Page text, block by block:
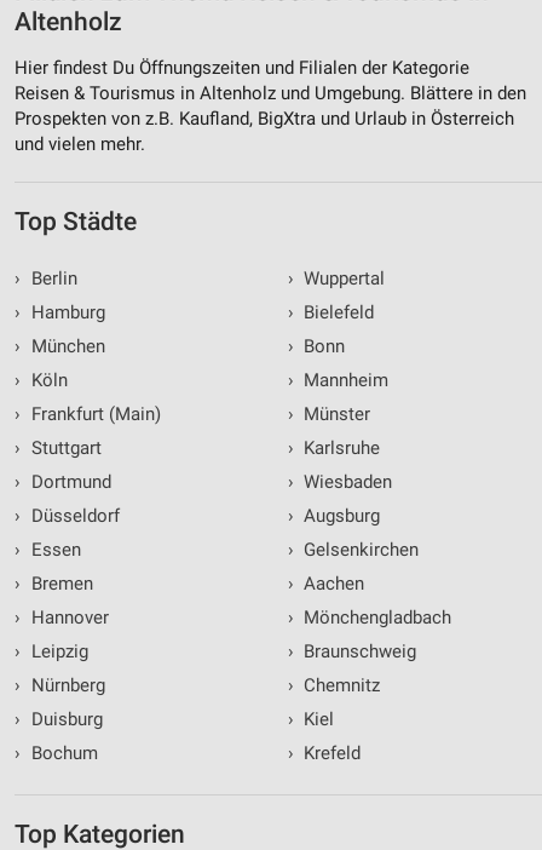
Altenholz
Hier findest Du Öffnungszeiten und Filialen der Kategorie
Reisen & Tourismus in Altenholz und Umgebung. Blättere in den
Prospekten von z.B. Kaufland, BigXtra und Urlaub in Österreich
und vielen mehr.
Top Städte
›
Berlin
›
Hamburg
›
München
›
Köln
›
Frankfurt (Main)
› Stuttgart
›
Dortmund
›
Düsseldorf
›
Essen
›
Bremen
›
Hannover
›
Leipzig
›
Nürnberg
›
Duisburg
›
Bochum
› Wuppertal
› Bielefeld
› Bonn
› Mannheim
› Münster
› Karlsruhe
› Wiesbaden
› Augsburg
› Gelsenkirchen
› Aachen
› Mönchengladbach
› Braunschweig
› Chemnitz
› Kiel
› Krefeld
Top Kategorien
Werbung